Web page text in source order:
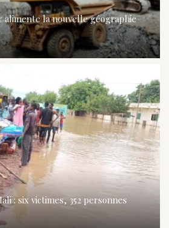
alimente la nouvelle géographie
: six victimes, 352 personnes